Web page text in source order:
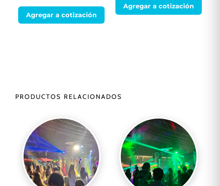
Agregar a cotización
Agregar a cotización
PRODUCTOS RELACIONADOS